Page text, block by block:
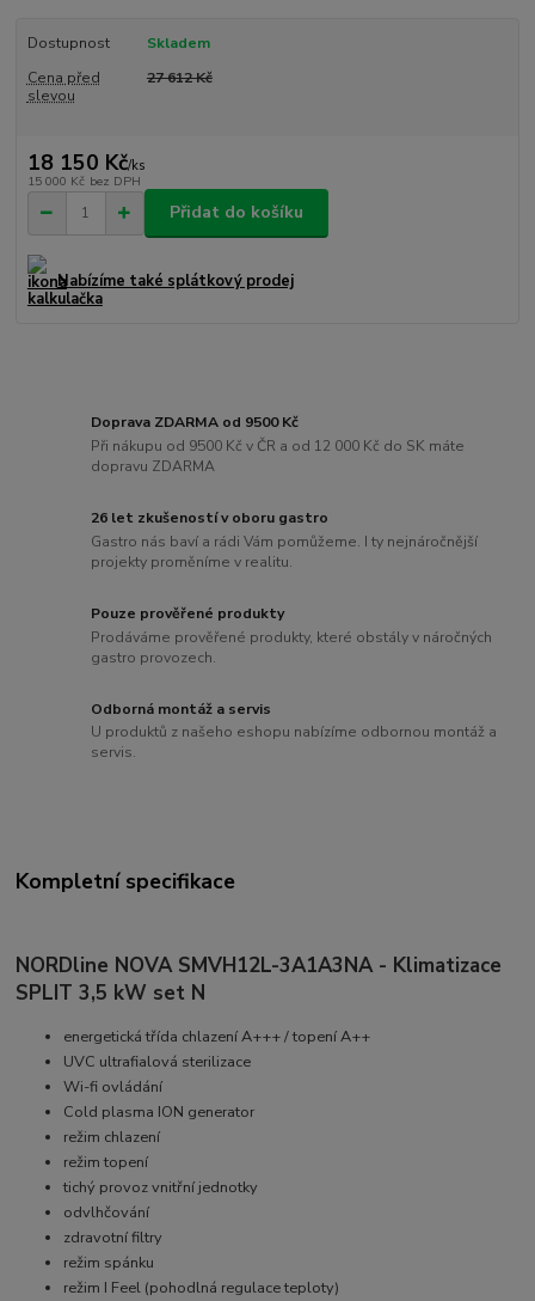
Dostupnost
Skladem
Cena před
slevou
27 612 Kč
18 150 Kč/ks
15 000 Kč bez DPH
Přidat do košíku
Nabízíme také splátkový prodej
Doprava ZDARMA od 9500 Kč
Při nákupu od 9500 Kč v ČR a od 12 000 Kč do SK máte
dopravu ZDARMA
26 let zkušeností v oboru gastro
Gastro nás baví a rádi Vám pomůžeme. I ty nejnáročnější
projekty proměníme v realitu.
Pouze prověřené produkty
Prodáváme prověřené produkty, které obstály v náročných
gastro provozech.
Odborná montáž a servis
U produktů z našeho eshopu nabízíme odbornou montáž a
servis.
Kompletní specifikace
NORDline NOVA SMVH12L-3A1A3NA - Klimatizace
SPLIT 3,5 kW set N
energetická třída chlazení A+++ / topení A++
UVC ultrafialová sterilizace
Wi-fi ovládání
Cold plasma ION generator
režim chlazení
režim topení
tichý provoz vnitřní jednotky
odvlhčování
zdravotní filtry
režim spánku
režim I Feel (pohodlná regulace teploty)